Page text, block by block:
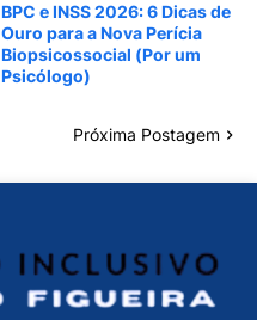
BPC e INSS 2026: 6 Dicas de
Ouro para a Nova Perícia
Biopsicossocial (Por um
Psicólogo)
Próxima Postagem